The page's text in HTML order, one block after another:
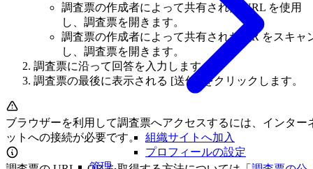
組織サイトへ加入
プロフィールの設定
管理
調査票の作成者によって共有された URL を使用
し、調査票を開きます。
調査票の作成者によって共有された QR をスキャ
し、調査票を開きます。
調査票に沿って回答を入力します。
調査票の最後に表示される [送信] をクリックします。
ブラウザーを利用して調査票へアクセスするには、インター
ットへの接続が必要です。